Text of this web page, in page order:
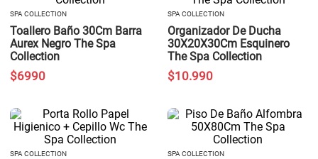
SPA COLLECTION
Toallero Baño 30Cm Barra
Aurex Negro The Spa
Collection
$6990
SPA COLLECTION
Organizador De Ducha
30X20X30Cm Esquinero
The Spa Collection
$10.990
SPA COLLECTION SPA COLLECTION